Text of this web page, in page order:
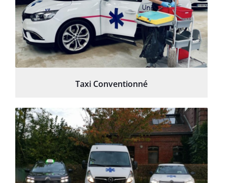
Taxi Conventionné